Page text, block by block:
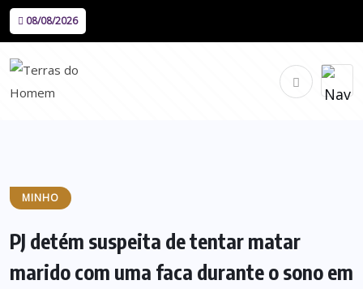
08/08/2026
MINHO
PJ detém suspeita de tentar matar
marido com uma faca durante o sono em